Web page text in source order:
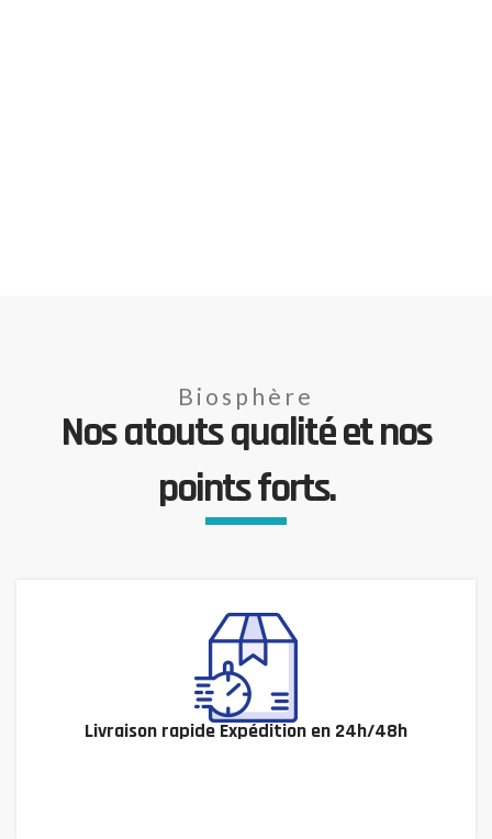
Biosphère
Nos atouts qualité et nos
points forts.
Livraison rapide Expédition en 24h/48h